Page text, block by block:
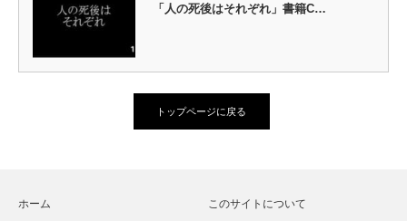
「人の死後はそれぞれ」書籍C…
トップページに戻る
ホーム
このサイトについて